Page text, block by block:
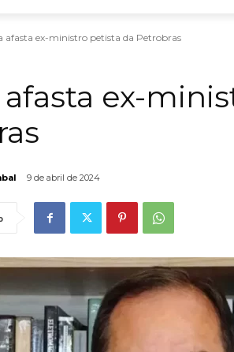
afasta ex-ministro petista da Petrobras
ex-
9 de abril de 2024